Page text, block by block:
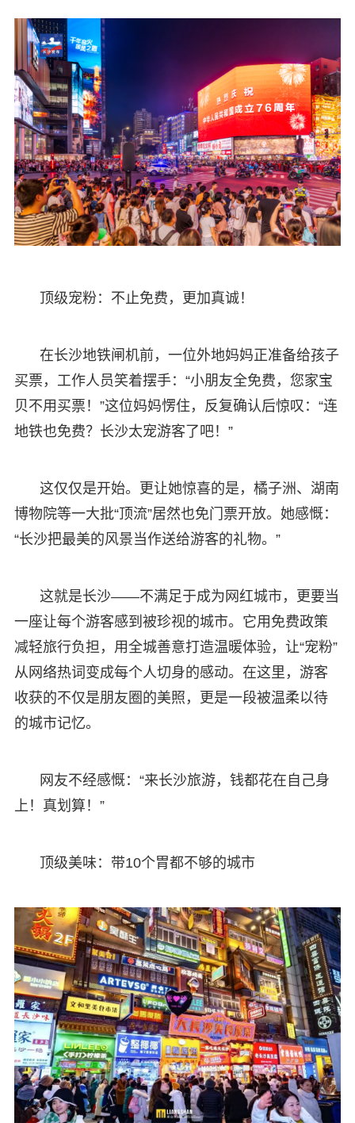
顶级宠粉：不止免费，更加真诚！
在长沙地铁闸机前，一位外地妈妈正准备给孩子
买票，工作人员笑着摆手：“小朋友全免费，您家宝
贝不用买票！”这位妈妈愣住，反复确认后惊叹：“连
地铁也免费？长沙太宠游客了吧！”
这仅仅是开始。更让她惊喜的是，橘子洲、湖南
博物院等一大批“顶流”居然也免门票开放。她感慨：
“长沙把最美的风景当作送给游客的礼物。”
这就是长沙——不满足于成为网红城市，更要当
一座让每个游客感到被珍视的城市。它用免费政策
减轻旅行负担，用全城善意打造温暖体验，让“宠粉”
从网络热词变成每个人切身的感动。在这里，游客
收获的不仅是朋友圈的美照，更是一段被温柔以待
的城市记忆。
网友不经感慨：“来长沙旅游，钱都花在自己身
上！真划算！”
顶级美味：带10个胃都不够的城市